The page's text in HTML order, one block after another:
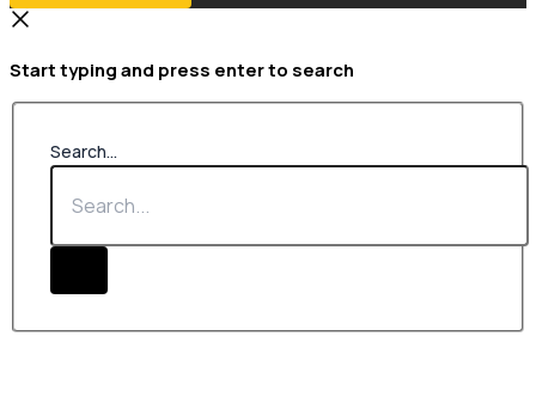
Start typing and press enter to search
Search...